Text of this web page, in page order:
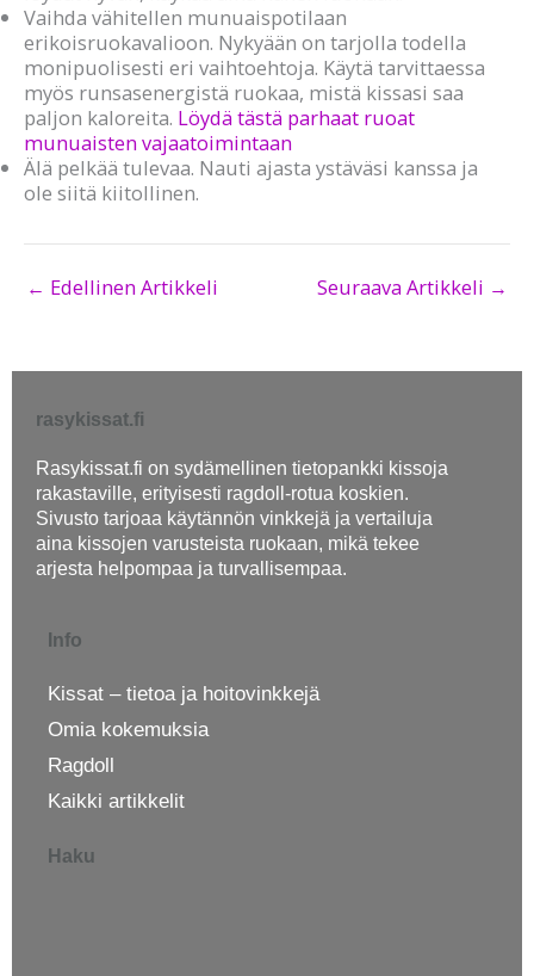
Vaihda vähitellen munuaispotilaan
erikoisruokavalioon. Nykyään on tarjolla todella
monipuolisesti eri vaihtoehtoja. Käytä tarvittaessa
myös runsasenergistä ruokaa, mistä kissasi saa
paljon kaloreita. Löydä tästä parhaat ruoat
munuaisten vajaatoimintaan
Älä pelkää tulevaa. Nauti ajasta ystäväsi kanssa ja
ole siitä kiitollinen.
← Edellinen Artikkeli Seuraava Artikkeli →
rasykissat.fi
Rasykissat.fi on sydämellinen tietopankki kissoja
rakastaville, erityisesti ragdoll-rotua koskien.
Sivusto tarjoaa käytännön vinkkejä ja vertailuja
aina kissojen varusteista ruokaan, mikä tekee
arjesta helpompaa ja turvallisempaa.
Info
Kissat – tietoa ja hoitovinkkejä
Omia kokemuksia
Ragdoll
Kaikki artikkelit
Haku